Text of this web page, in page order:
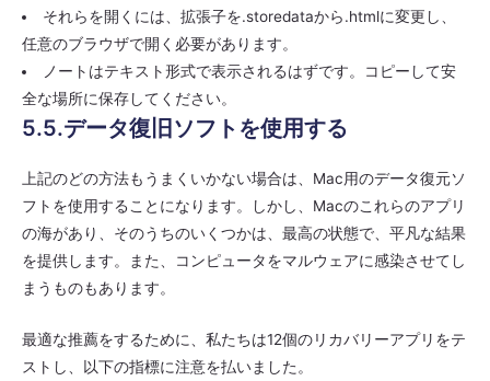
それらを開くには、拡張子を.storedataから.htmlに変更し、
任意のブラウザで開く必要があります。
ノートはテキスト形式で表示されるはずです。コピーして安
全な場所に保存してください。
5.5.データ復旧ソフトを使用する
上記のどの方法もうまくいかない場合は、Mac用のデータ復元ソ
フトを使用することになります。しかし、Macのこれらのアプリ
の海があり、そのうちのいくつかは、最高の状態で、平凡な結果
を提供します。また、コンピュータをマルウェアに感染させてし
まうものもあります。
最適な推薦をするために、私たちは12個のリカバリーアプリをテ
ストし、以下の指標に注意を払いました。